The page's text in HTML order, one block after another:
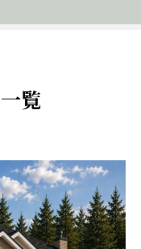
覧